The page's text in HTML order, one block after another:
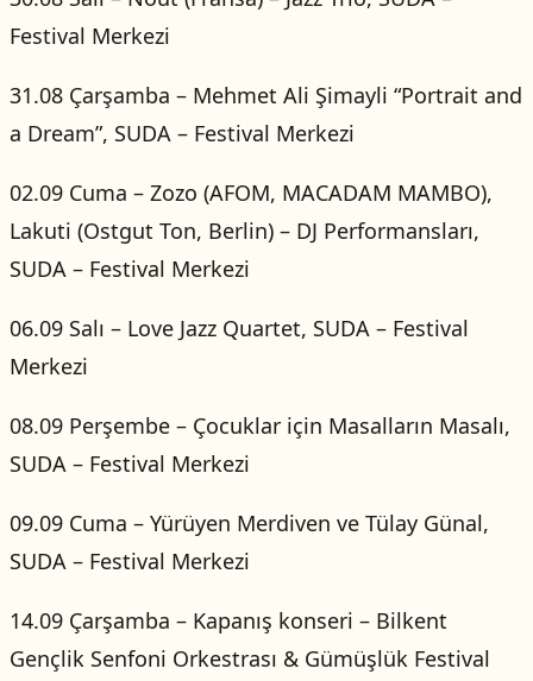
Festival Merkezi
31.08 Çarşamba – Mehmet Ali Şimayli “Portrait and
a Dream”, SUDA – Festival Merkezi
02.09 Cuma – Zozo (AFOM, MACADAM MAMBO),
Lakuti (Ostgut Ton, Berlin) – DJ Performansları,
SUDA – Festival Merkezi
06.09 Salı – Love Jazz Quartet, SUDA – Festival
Merkezi
08.09 Perşembe – Çocuklar için Masalların Masalı,
SUDA – Festival Merkezi
09.09 Cuma – Yürüyen Merdiven ve Tülay Günal,
SUDA – Festival Merkezi
14.09 Çarşamba – Kapanış konseri – Bilkent
Gençlik Senfoni Orkestrası & Gümüşlük Festival